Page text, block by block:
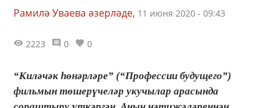
Рамилә Уваева әзерләде, 11 июня 2020 - 09:43
2223 0 0
“Киләчәк һөнәрләре” (“Профессии будущего”)
фильмын төшерүчеләр укучылар арасында